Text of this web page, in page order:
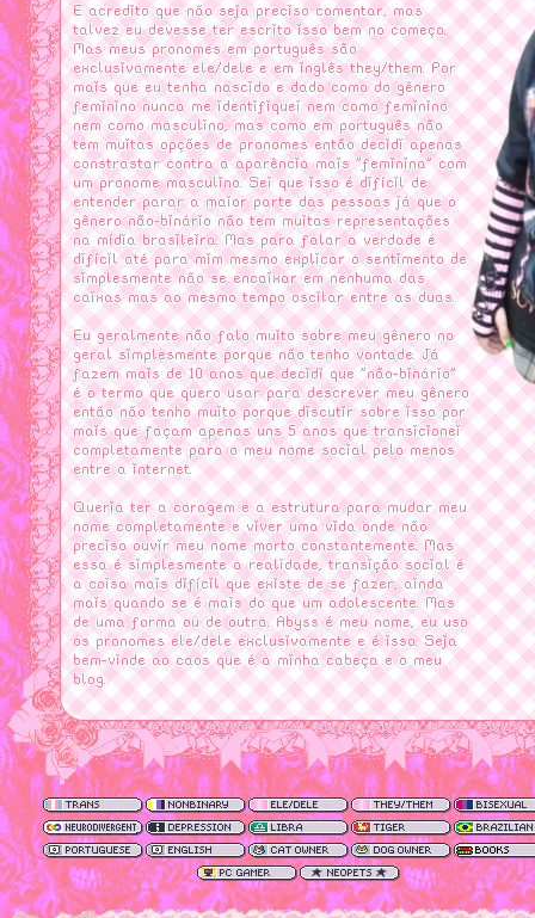
E acredito que não seja preciso comentar, mas
talvez eu devesse ter escrito isso bem no começo.
Mas meus pronomes em português são
exclusivamente ele/dele e em inglês they/them. Por
mais que eu tenha nascido e dado como do gênero
feminino nunca me identifiquei nem como feminino
nem como masculino, mas como em português não
tem muitas opções de pronomes então decidi apenas
constrastar contra a aparência mais "feminina" com
um pronome masculino. Sei que isso é difícil de
entender parar a maior parte das pessoas já que o
gênero não-binário não tem muitas representações
na mídia brasileira. Mas para falar a verdade é
difícil até para mim mesmo explicar o sentimento de
simplesmente não se encaixar em nenhuma das
caixas mas ao mesmo tempo oscilar entre as duas.
Eu geralmente não falo muito sobre meu gênero no
geral simplesmente porque não tenho vontade. Já
fazem mais de 10 anos que decidi que "não-binário"
é o termo que quero usar para descrever meu gênero
então não tenho muito porque discutir sobre isso por
mais que façam apenas uns 5 anos que transicionei
completamente para o meu nome social pelo menos
entre a internet.
Queria ter a coragem e a estrutura para mudar meu
nome completamente e viver uma vida onde não
preciso ouvir meu nome morto constantemente. Mas
essa é simplesmente a realidade, transição social é
a coisa mais difícil que existe de se fazer, ainda
mais quando se é mais do que um adolescente. Mas
de uma forma ou de outra. Abyss é meu nome, eu uso
os pronomes ele/dele exclusivamente e é isso. Seja
bem-vinde ao caos que é a minha cabeça e o meu
blog.